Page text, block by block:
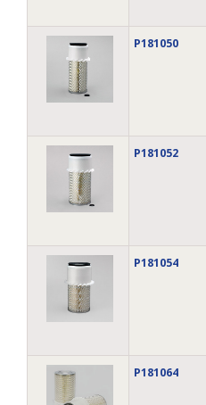
P181050
P181052
P181054
P181064